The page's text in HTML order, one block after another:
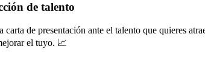
de talento
de presentación ante el talento que quieres
el tuyo. 📈